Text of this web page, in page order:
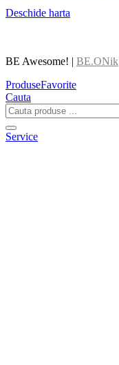
Deschide harta
BE Awesome! | BE.ONik
ProduseFavorite
Cauta
Service